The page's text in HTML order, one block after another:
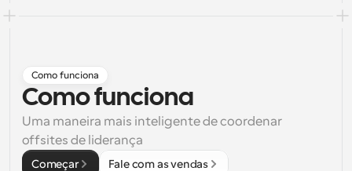
Agendamento potenciado com chamadas
Blogue
Mantenha-se atualizado com as últimas notícias e
atualizações
Reuniões Instantâneas
Reunião com clientes em minutos
Como funciona
Como funciona
Uma maneira mais inteligente de coordenar
offsites de liderança
Começar Fale com as vendas